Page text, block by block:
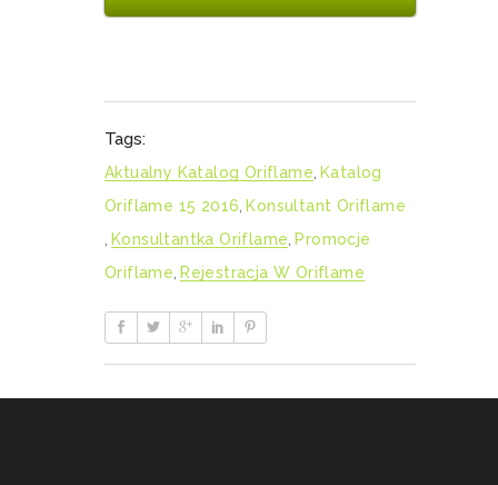
Tags:
Aktualny Katalog Oriflame Katalog
Oriflame 15 2016 Konsultant Oriflame
Konsultantka Oriflame Promocje
Oriflame Rejestracja W Oriflame